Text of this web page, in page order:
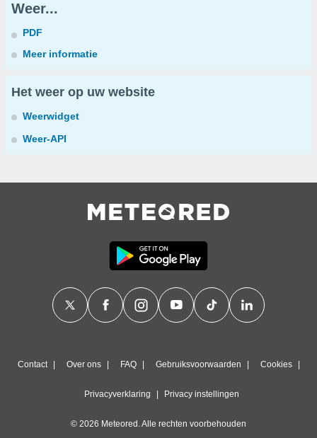
Weer...
PDF
Meer informatie
Het weer op uw website
Weerwidget
Weer-API
Contact Over ons FAQ Gebruiksvoorwaarden Cookies
Privacyverklaring Privacy instellingen
© 2026 Meteored. Alle rechten voorbehouden